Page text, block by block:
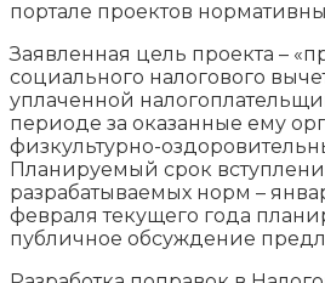
портале проектов
Заявленная цель проекта –
социального налогового
уплаченной
периоде за оказанные ему
физкультурно-
Планируемый срок
разрабатываемых норм –
февраля текущего года
публичное обсуждение